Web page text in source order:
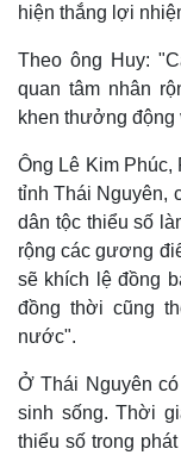
hiện thắng lợi
Theo ông Huy:
quan tâm nhân
khen thưởng động
Ông Lê Kim Phúc,
tỉnh Thái Nguyên,
dân tộc thiểu số
rộng các gương
sẽ khích lệ đồng
đồng thời cũng
nước".
Ở Thái Nguyên
sinh sống. Thời
thiểu số trong